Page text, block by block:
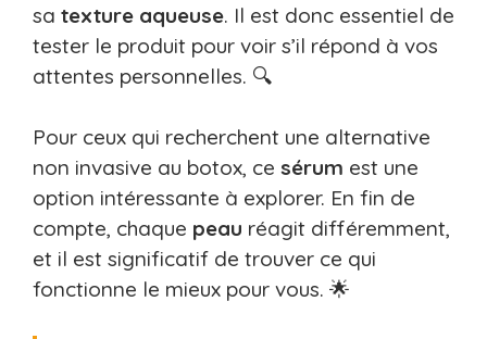
sa texture aqueuse. Il est donc essentiel de
tester le produit pour voir s’il répond à vos
attentes personnelles. 🔍
Pour ceux qui recherchent une alternative
non invasive au botox, ce sérum est une
option intéressante à explorer. En fin de
compte, chaque peau réagit différemment,
et il est significatif de trouver ce qui
fonctionne le mieux pour vous. 🌟